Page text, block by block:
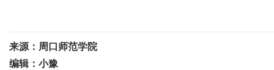
来源：周口师范学院
编辑：小豫